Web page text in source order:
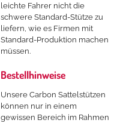
leichte Fahrer nicht die
schwere Standard-Stütze zu
liefern, wie es Firmen mit
Standard-Produktion machen
müssen.
Bestellhinweise
Unsere Carbon Sattelstützen
können nur in einem
gewissen Bereich im Rahmen